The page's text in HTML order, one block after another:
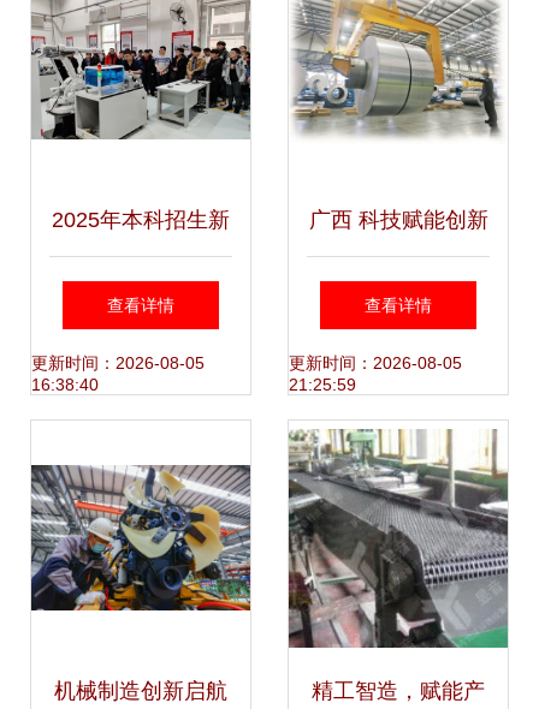
2025年本科招生新
动态 工程管理（双
学士学位）专业赋
查看详情
更新时间：2026-08-05
16:38:40
广西 科技赋能创新
强 机械产品开发迈
上新台阶
查看详情
更新时间：2026-08-05
21:25:59
机械制造创新启航 精工智造，赋能产